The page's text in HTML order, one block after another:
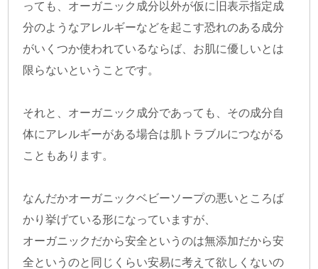
っても、オーガニック成分以外が仮に旧表示指定成
分のようなアレルギーなどを起こす恐れのある成分
がいくつか使われているならば、お肌に優しいとは
限らないということです。
それと、オーガニック成分であっても、その成分自
体にアレルギーがある場合は肌トラブルにつながる
こともあります。
なんだかオーガニックベビーソープの悪いところば
かり挙げている形になっていますが、
オーガニックだから安全というのは無添加だから安
全というのと同じくらい安易に考えて欲しくないの